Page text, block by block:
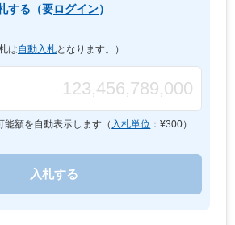
する（要ログイン）
は自動入札となります。）
能額を自動表示します（ 入札単位 ：¥300）